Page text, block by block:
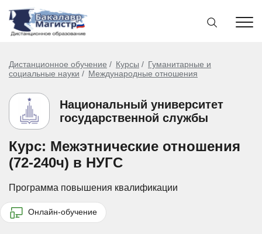
Дистанционное обучение Курсы
Гуманитарные и
социальные науки
Международные отношения
Национальный университет
государственной службы
Курс: Межэтнические отношения
(72-240ч) в НУГС
Программа повышения квалификации
Онлайн-обучение